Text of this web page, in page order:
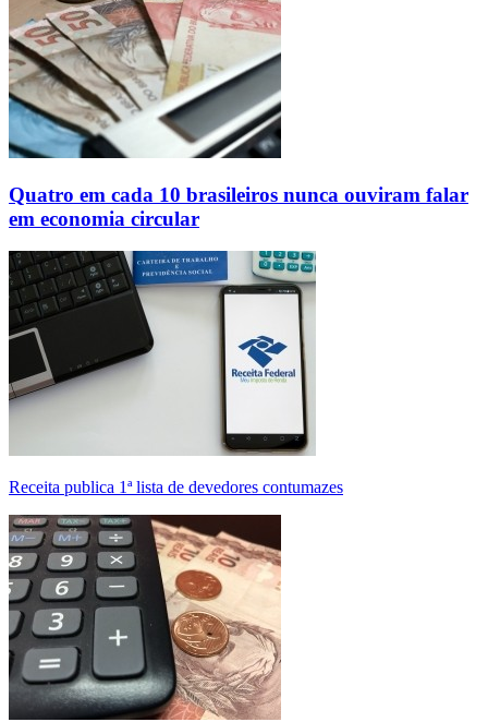
Quatro em cada 10 brasileiros nunca ouviram falar
em economia circular
Receita publica 1ª lista de devedores contumazes